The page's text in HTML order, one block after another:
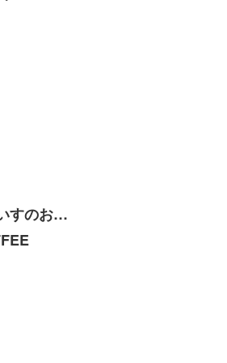
はんばーぐとおむらいすのお店 いくら